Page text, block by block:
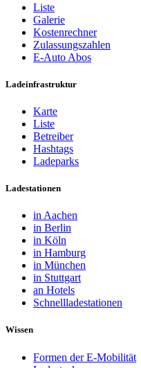
Liste
Galerie
Kostenrechner
Zulassungszahlen
E-Auto Abos
Ladeinfrastruktur
Karte
Liste
Betreiber
Hashtags
Ladeparks
Ladestationen
in Aachen
in Berlin
in Köln
in Hamburg
in München
in Stuttgart
an Hotels
Schnellladestationen
Wissen
Formen der E-Mobilität